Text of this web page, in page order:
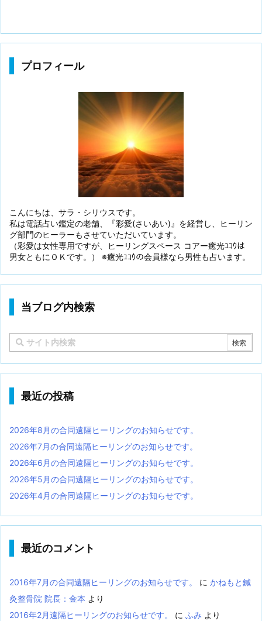
プロフィール
こんにちは、サラ・シリウスです。
私は電話占い鑑定の老舗、『彩愛(さいあい)』を経営し、ヒーリン
グ部門のヒーラーもさせていただいています。
（彩愛は女性専用ですが、ヒーリングスペース コアー癒光ﾕｺｳは
男女ともにＯＫです。） ※癒光ﾕｺｳの会員様なら男性も占います。
当ブログ内検索
最近の投稿
2026年8月の合同遠隔ヒーリングのお知らせです。
2026年7月の合同遠隔ヒーリングのお知らせです。
2026年6月の合同遠隔ヒーリングのお知らせです。
2026年5月の合同遠隔ヒーリングのお知らせです。
2026年4月の合同遠隔ヒーリングのお知らせです。
最近のコメント
2016年7月の合同遠隔ヒーリングのお知らせです。 に かねもと鍼
灸整骨院 院長：金本 より
2016年2月遠隔ヒーリングのお知らせです。
に ふみ より